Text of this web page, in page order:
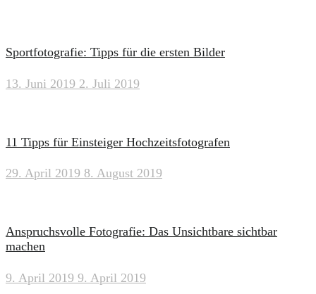
Sportfotografie: Tipps für die ersten Bilder
13. Juni 2019 2. Juli 2019
11 Tipps für Einsteiger Hochzeitsfotografen
29. April 2019 8. August 2019
Anspruchsvolle Fotografie: Das Unsichtbare sichtbar
machen
9. April 2019 9. April 2019